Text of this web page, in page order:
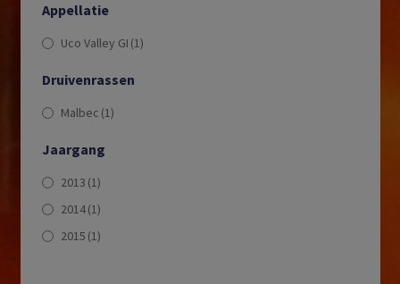
Appellatie
Uco Valley GI (1)
Druivenrassen
Malbec (1)
Jaargang
2013 (1)
2014(1)
2015 (1)